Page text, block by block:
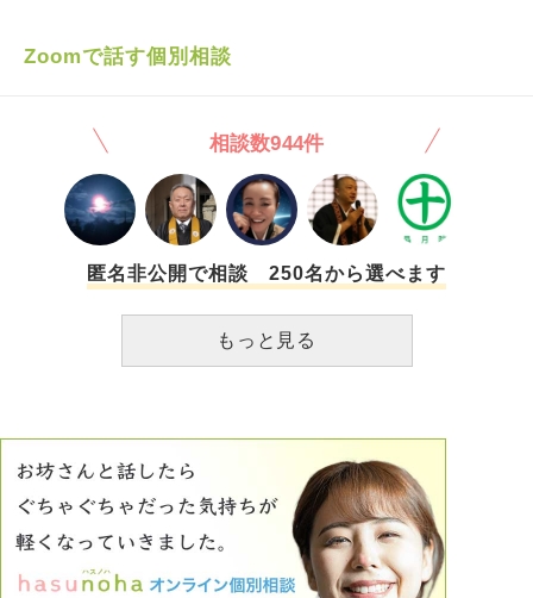
自分自身、毒親に育てられたこともあり、ちゃんとした普通
の子育ても知らないため、産んだら子供を不幸にしてしまう
Zoomで話す個別相談
相談数944件
匿名非公開で相談 250名から選べます
もっと見る